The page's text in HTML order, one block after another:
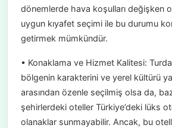
dönemlerde hava koşulları değişken
uygun kıyafet seçimi ile bu durumu
getirmek mümkündür.
• Konaklama ve Hizmet Kalitesi:
bölgenin karakterini ve yerel kültürü
arasından özenle seçilmiş olsa da,
şehirlerdeki oteller Türkiye’deki lüks
olanaklar sunmayabilir. Ancak, bu